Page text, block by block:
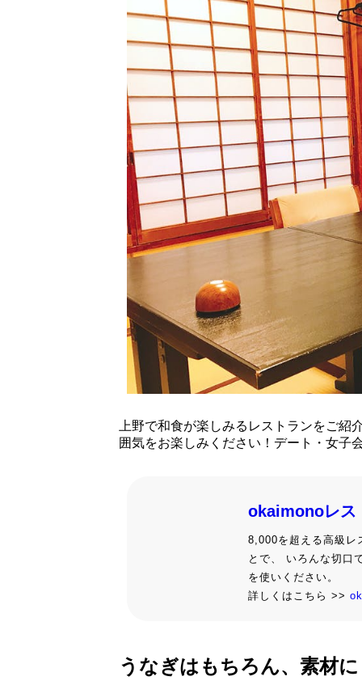
上野で和食が楽しみるレストランをご
囲気をお楽しみください！デート・女子
okaimonoレス
8,000を超える高級レ
とで、 いろんな切口
を使いください。
詳しくはこちら >>
うなぎはもちろん、素材